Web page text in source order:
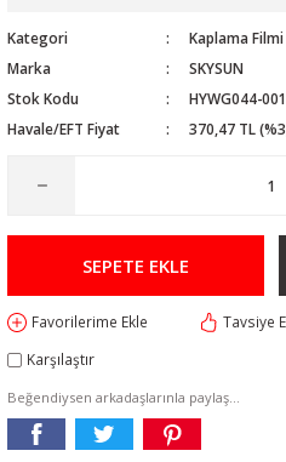
Kategori
Kaplama Filmi
Marka
SKYSUN
Stok Kodu
HYWG044-
Havale/EFT Fiyat
370,47 TL
SEPETE EKLE
Tavsiye
Karşılaştır
Beğendiysen arkadaşlarınla paylaş...